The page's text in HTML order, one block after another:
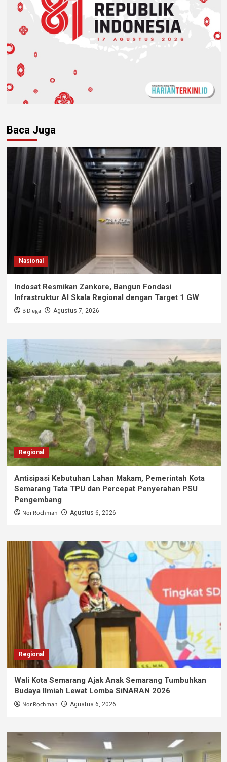
Baca Juga
Nasional
Indosat Resmikan Zankore, Bangun Fondasi
Infrastruktur AI Skala Regional dengan Target 1 GW
B Diega Agustus 7, 2026
Regional
Antisipasi Kebutuhan Lahan Makam, Pemerintah Kota
Semarang Tata TPU dan Percepat Penyerahan PSU
Pengembang
Nor Rochman Agustus 6, 2026
Regional
Wali Kota Semarang Ajak Anak Semarang Tumbuhkan
Budaya Ilmiah Lewat Lomba SiNARAN 2026
Nor Rochman Agustus 6, 2026